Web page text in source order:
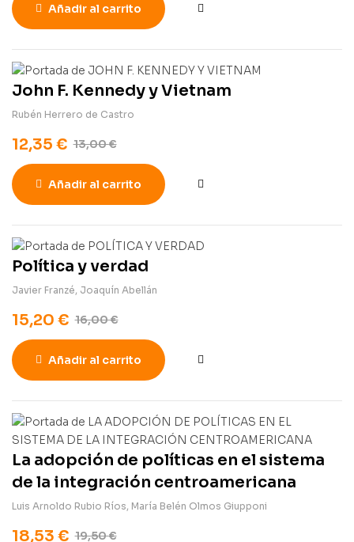
Añadir al carrito
John F. Kennedy y Vietnam
Rubén Herrero de Castro
13,00€
12,35 €
Añadir al carrito
Política y verdad
Javier Franzé, Joaquín Abellán
16,00€
15,20 €
Añadir al carrito
La adopción de políticas en el sistema
de la integración centroamericana
Luis Arnoldo Rubio Ríos, María Belén Olmos Giupponi
19,50€
18,53 €